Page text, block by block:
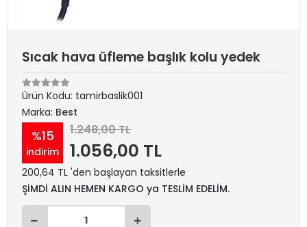
Sıcak hava üfleme başlık kolu yedek
Ürün Kodu: tamirbaslik001
Marka: Best
%15
indirim
1.248,00 TL
1.056,00 TL
200,64 TL 'den başlayan taksitlerle
ŞİMDİ ALIN HEMEN KARGO ya TESLİM EDELİM.